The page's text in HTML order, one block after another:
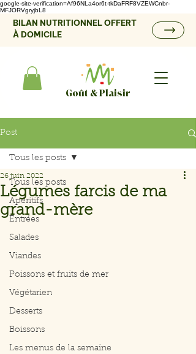
google-site-verification=Af96NLa4or6t-tkDaFRF8VZEWCnbr-
MFJORVgryjbL8
BILAN NUTRITIONNEL OFFERT
À DOMICILE
Goût & Plaisir
Post
Tous les posts
Apéritifs
Entrées
Salades
Viandes
Poissons et fruits de mer
Végétarien
Desserts
Boissons
Les menus de la semaine
Tous les posts
Légumes farcis de ma
grand-mère
26 juin 2022